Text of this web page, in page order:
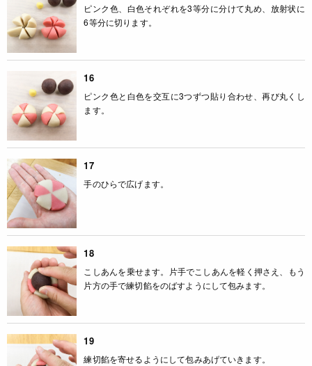
ピンク色、白色それぞれを3等分に分けて丸め、放射状に
6等分に切ります。
16
ピンク色と白色を交互に3つずつ貼り合わせ、再び丸くし
ます。
17
手のひらで広げます。
18
こしあんを乗せます。片手でこしあんを軽く押さえ、もう
片方の手で練切餡をのばすようにして包みます。
19
練切餡を寄せるようにして包みあげていきます。